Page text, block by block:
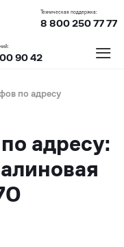
Техническая поддержка:
8 800 250 77 77
90 42 ≡
по адресу
адресу: